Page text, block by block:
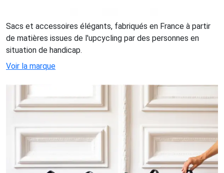
Sacs et accessoires élégants, fabriqués en France à partir
de matières issues de l'upcycling par des personnes en
situation de handicap.
Voir la marque